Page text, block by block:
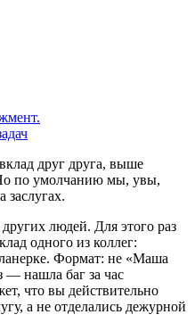
друг друга, выше
по умолчанию мы, увы,
заслугах.
людей. Для этого раз
одного из коллег:
Формат: не «Маша
— нашла баг за час
что вы действительно
а не отделались дежурной